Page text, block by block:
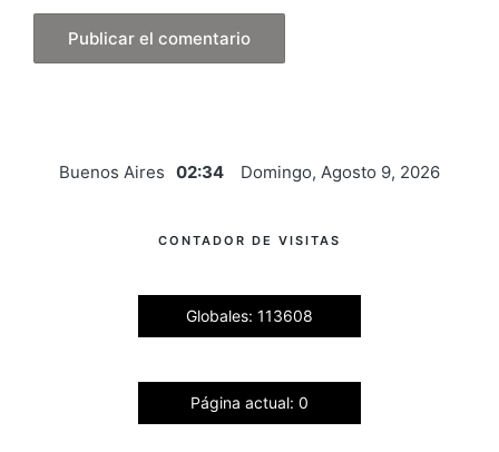
Buenos Aires 02:34 Domingo, Agosto 9, 2026
CONTADOR DE VISITAS
Globales: 113608
Página actual: 0